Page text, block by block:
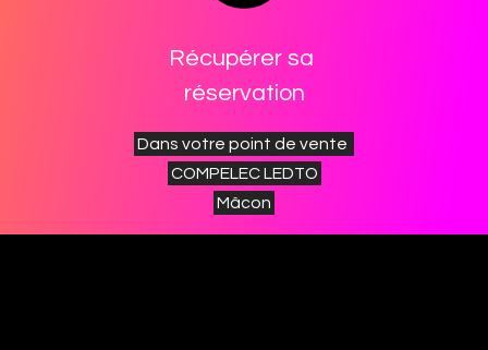
Récupérer sa
réservation
Dans votre point de vente
COMPELEC LEDTO
Mâcon